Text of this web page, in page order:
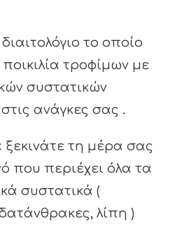
το οποίο
τροφίμων με
συστατικών
ανάγκες σας .
ξεκινάτε τη μέρα σας
που περιέχει όλα τα
συστατικά (
λίπη )